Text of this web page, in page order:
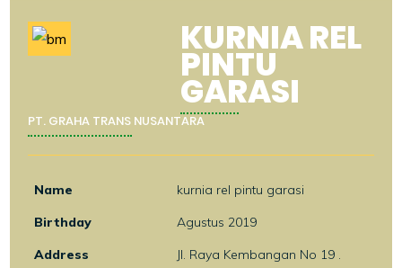
KURNIA REL
PINTU
GARASI
PT. GRAHA TRANS NUSANTARA
Name
kurnia rel pintu garasi
Birthday
Agustus 2019
Address
Jl. Raya Kembangan No 19 .